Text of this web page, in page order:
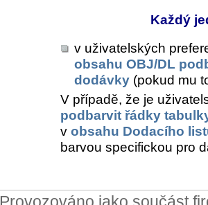
Každý
v uživatelských
obsahu OBJ/DL
dodávky (pokud mu
V případě, že je
podbarvit řádky
v obsahu Dodacího
barvou specifickou pro